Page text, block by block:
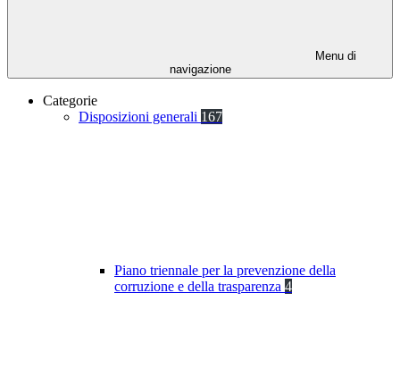
Menu di
navigazione
Categorie
Disposizioni generali 167
Piano triennale per la prevenzione della
corruzione e della trasparenza 4